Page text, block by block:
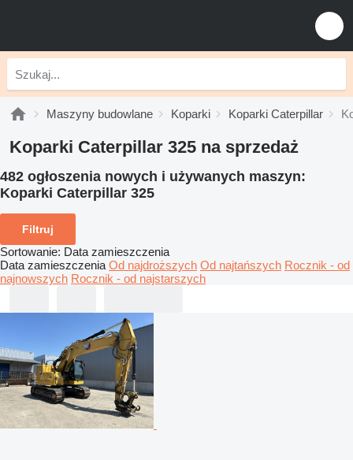
Maszyny budowlane Koparki Koparki Caterpillar
Koparki Caterpillar 325 na sprzedaż
482 ogłoszenia nowych i używanych maszyn:
Koparki Caterpillar 325
Filtruj
Sortowanie: Data zamieszczenia
Data zamieszczenia Od najdroższych Od najtańszych Rocznik - od
najnowszych Rocznik - od najstarszych